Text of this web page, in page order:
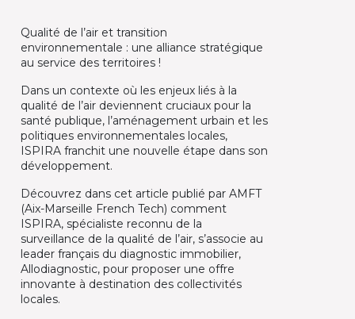
Qualité de l’air et transition
environnementale : une alliance stratégique
au service des territoires !
Dans un contexte où les enjeux liés à la
qualité de l’air deviennent cruciaux pour la
santé publique, l’aménagement urbain et les
politiques environnementales locales,
ISPIRA franchit une nouvelle étape dans son
développement.
Découvrez dans cet article publié par AMFT
(Aix-Marseille French Tech) comment
ISPIRA, spécialiste reconnu de la
surveillance de la qualité de l’air, s’associe au
leader français du diagnostic immobilier,
Allodiagnostic, pour proposer une offre
innovante à destination des collectivités
locales.